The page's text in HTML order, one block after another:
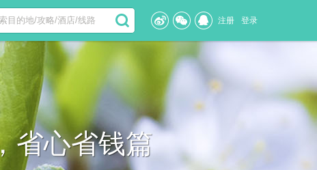
注册 登录
省心省钱篇